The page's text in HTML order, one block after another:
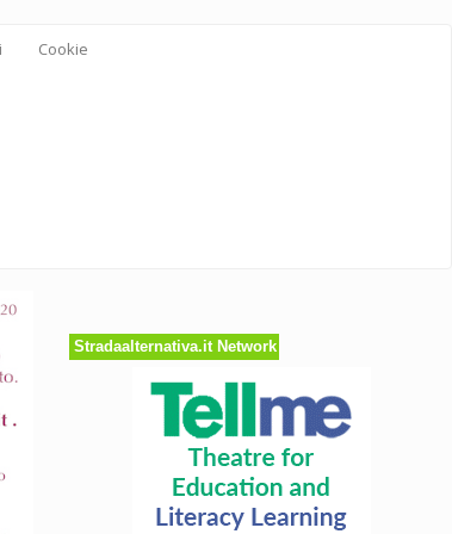
Cookie
Stradaalternativa.it Network